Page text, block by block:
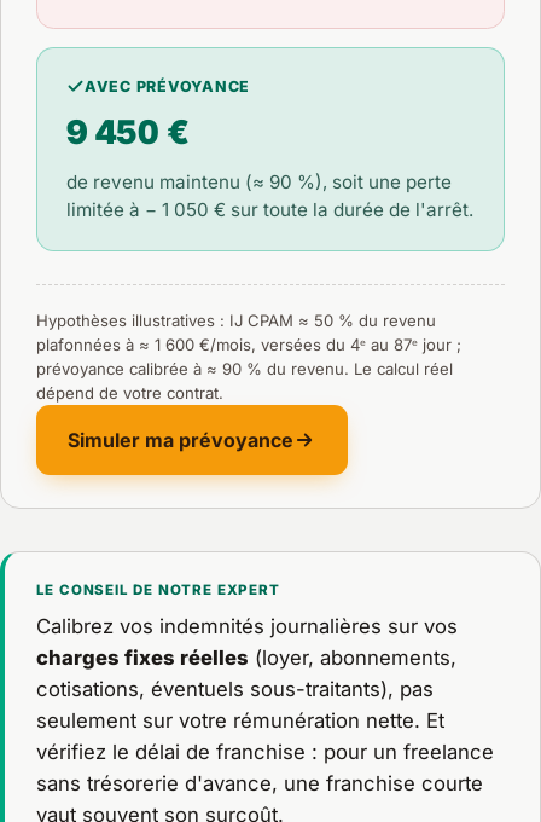
AVEC PRÉVOYANCE
9 450 €
de revenu maintenu (≈ 90 %), soit une perte
limitée à − 1 050 € sur toute la durée de l'arrêt.
Hypothèses illustratives : IJ CPAM ≈ 50 % du revenu
plafonnées à ≈ 1 600 €/mois, versées du 4ᵉ au 87ᵉ jour ;
prévoyance calibrée à ≈ 90 % du revenu. Le calcul réel
dépend de votre contrat.
Simuler ma prévoyance
LE CONSEIL DE NOTRE EXPERT
Calibrez vos indemnités journalières sur vos
charges fixes réelles (loyer, abonnements,
cotisations, éventuels sous-traitants), pas
seulement sur votre rémunération nette. Et
vérifiez le délai de franchise : pour un freelance
sans trésorerie d'avance, une franchise courte
vaut souvent son surcoût.